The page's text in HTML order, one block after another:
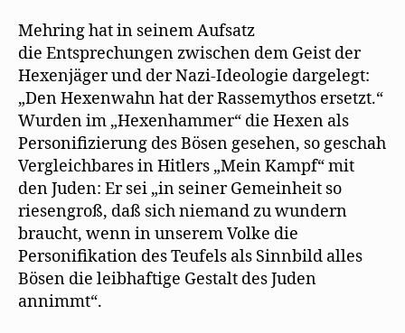
Mehring hat in seinem Aufsatz
die Entsprechungen zwischen dem Geist der
Hexenjäger und der Nazi-Ideologie dargelegt:
„Den Hexenwahn hat der Rassemythos ersetzt.“
Wurden im „Hexenhammer“ die Hexen als
Personifizierung des Bösen gesehen, so geschah
Vergleichbares in Hitlers „Mein Kampf“ mit
den Juden: Er sei „in seiner Gemeinheit so
riesengroß, daß sich niemand zu wundern
braucht, wenn in unserem Volke die
Personifikation des Teufels als Sinnbild alles
Bösen die leibhaftige Gestalt des Juden
annimmt“.